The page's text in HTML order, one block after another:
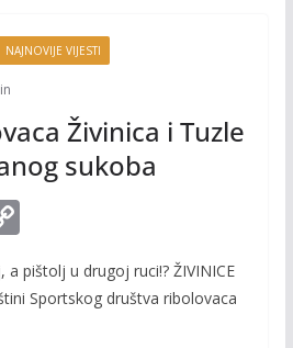
NAJNOVIJE VIJESTI
Živinica i Tuzle
sukoba
C
o
p
a pištolj u drugoj ruci!? ŽIVINICE
Sportskog društva ribolovaca